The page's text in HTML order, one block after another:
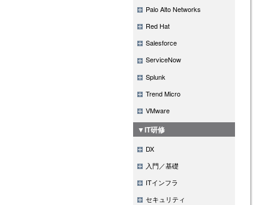
Palo Alto Networks
Red Hat
Salesforce
ServiceNow
Splunk
Trend Micro
VMware
▼IT研修
DX
入門／基礎
ITインフラ
セキュリティ